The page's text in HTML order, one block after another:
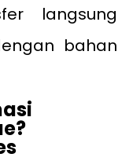
langsung
bahan